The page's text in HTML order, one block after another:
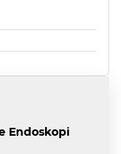
Endoskopi